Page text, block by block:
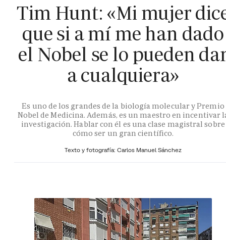
Tim Hunt: «Mi mujer
que si a mí me han dado
el Nobel se lo pueden
a cualquiera»
Es uno de los grandes de la biología molecular y Premio
Nobel de Medicina. Además, es un maestro en incentivar
investigación. Hablar con él es una clase magistral sobre
cómo ser un gran científico.
Texto y fotografía: Carlos Manuel Sánchez